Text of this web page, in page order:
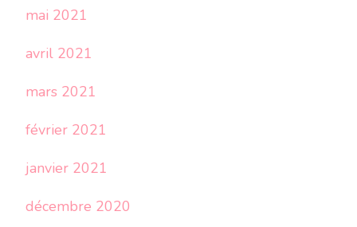
mai 2021
avril 2021
mars 2021
février 2021
janvier 2021
décembre 2020